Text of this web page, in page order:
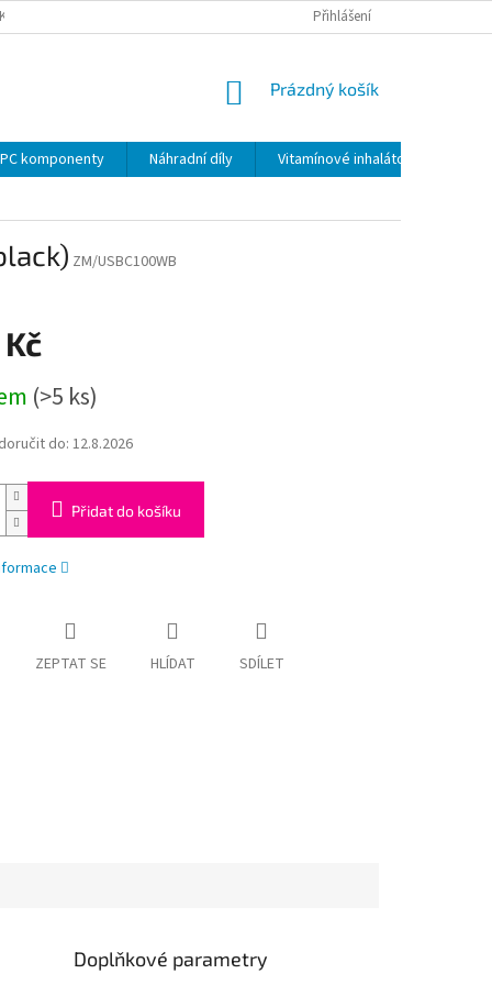
VRÁCENÍ ZBOŽÍ VE 14
Přihlášení
NÁKUPNÍ
Prázdný košík
PC komponenty Náhradní díly
Vitamínové inhalátory
ZM/USBC100WB
(>5 ks)
do: 12.8.2026
Přidat do košíku
ZEPTAT SE HLÍDAT SDÍLET
Doplňkové parametry